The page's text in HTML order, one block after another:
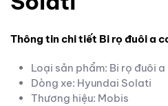
Thông tin chi tiết Bi rọ đuôi a
Loại sản phẩm: Bi rọ đuôi a
Dòng xe: Hyundai Solati
Thương hiệu: Mobis